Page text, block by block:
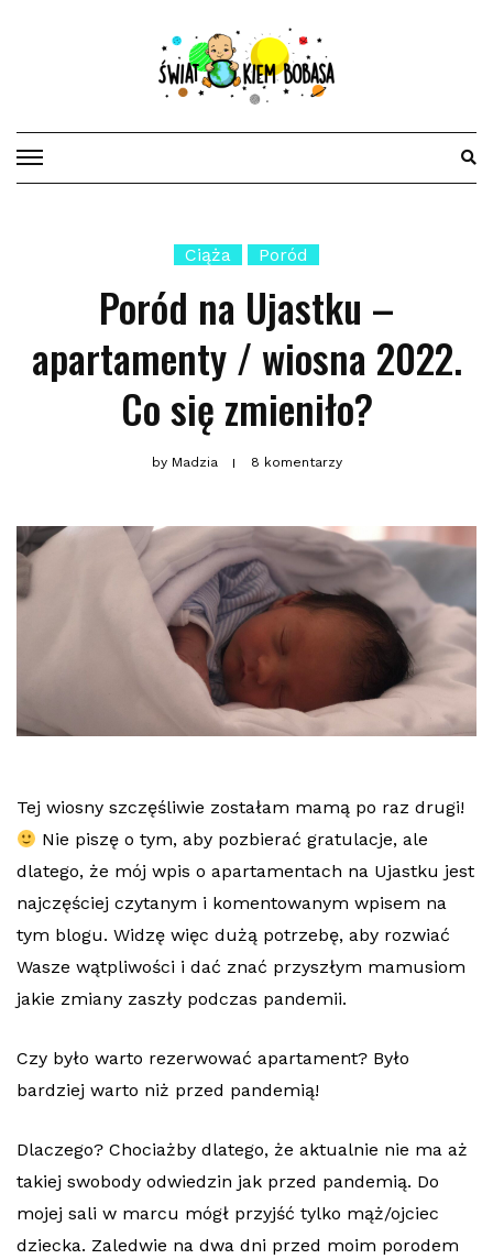
Ciąża Poród
Poród na Ujastku –
apartamenty / wiosna 2022.
Co się zmieniło?
byMadzia 8 komentarzy
Tej wiosny szczęśliwie zostałam mamą po raz drugi!
Nie piszę o tym, aby pozbierać gratulacje, ale
dlatego, że mój wpis o apartamentach na Ujastku jest
najczęściej czytanym i komentowanym wpisem na
tym blogu. Widzę więc dużą potrzebę, aby rozwiać
Wasze wątpliwości i dać znać przyszłym mamusiom
jakie zmiany zaszły podczas pandemii.
Czy było warto rezerwować apartament? Było
bardziej warto niż przed pandemią!
Dlaczego? Chociażby dlatego, że aktualnie nie ma aż
takiej swobody odwiedzin jak przed pandemią. Do
mojej sali w marcu mógł przyjść tylko mąż/ojciec
dziecka. Zaledwie na dwa dni przed moim porodem